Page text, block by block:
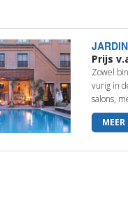
Prijs
Zowel
vurig in
salons,